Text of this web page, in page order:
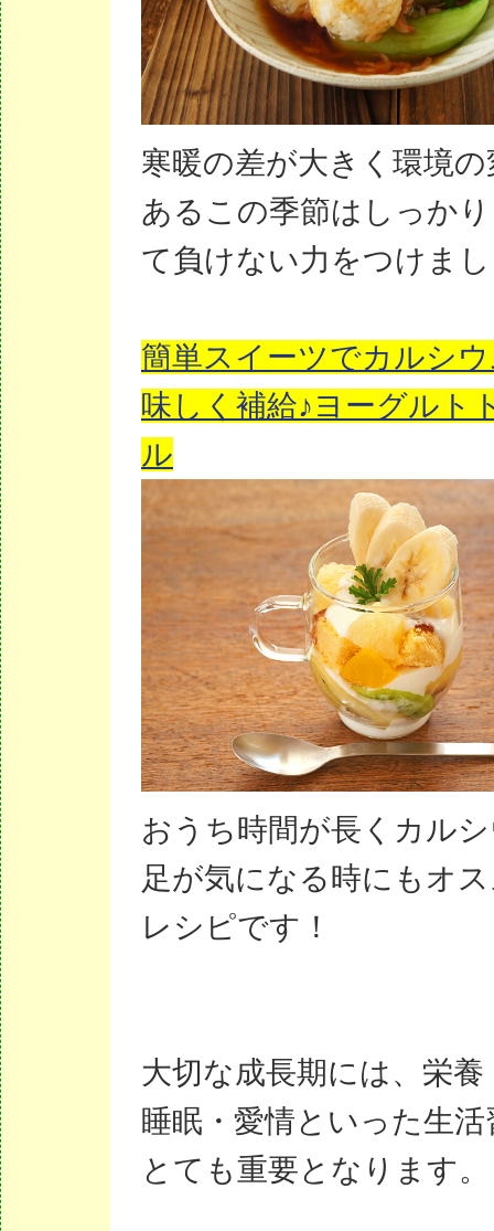
寒暖の差が大きく環境
あるこの季節はしっか
て負けない力をつけま
簡単スイーツでカルシ
味しく補給♪ヨーグルト
ル
おうち時間が長くカル
足が気になる時にもオ
レシピです！
大切な成長期には、栄養
睡眠・愛情といった生活
とても重要となります。